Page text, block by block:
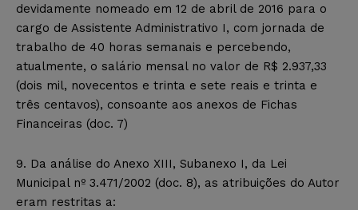
devidamente nomeado em 12 de abril de 2016 para o
cargo de Assistente Administrativo I, com jornada de
trabalho de 40 horas semanais e percebendo,
atualmente, o salário mensal no valor de R$ 2.937,33
(dois mil, novecentos e trinta e sete reais e trinta e
três centavos), consoante aos anexos de Fichas
Financeiras (doc. 7)
9. Da análise do Anexo XIII, Subanexo I, da Lei
Municipal nº 3.471/2002 (doc. 8), as atribuições do Autor
eram restritas a: